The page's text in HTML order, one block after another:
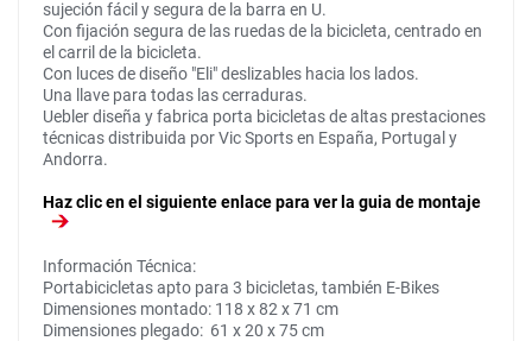
sujeción fácil y segura de la barra en U.
Con fijación segura de las ruedas de la bicicleta, centrado en
el carril de la bicicleta.
Con luces de diseño "Eli" deslizables hacia los lados.
Una llave para todas las cerraduras.
Uebler diseña y fabrica porta bicicletas de altas prestaciones
técnicas distribuida por Vic Sports en España, Portugal y
Andorra.
Haz clic en el siguiente enlace para ver la guia de montaje
Información Técnica:
Portabicicletas apto para 3 bicicletas, también E-Bikes
Dimensiones montado: 118 x 82 x 71 cm
Dimensiones plegado: 61 x 20 x 75 cm